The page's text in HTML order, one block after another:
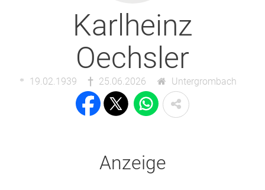
Karlheinz
Oechsler
19.02.1939 25.06.2026 Untergrombach
Anzeige